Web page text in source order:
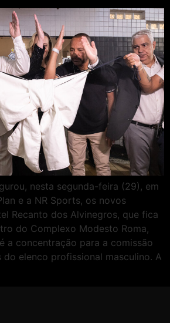
nesta segunda-feira (29), em
e a NR Sports, os novos
Recanto dos Alvinegros, que fica
do Complexo Modesto Roma,
a concentração para a comissão
elenco profissional masculino. A